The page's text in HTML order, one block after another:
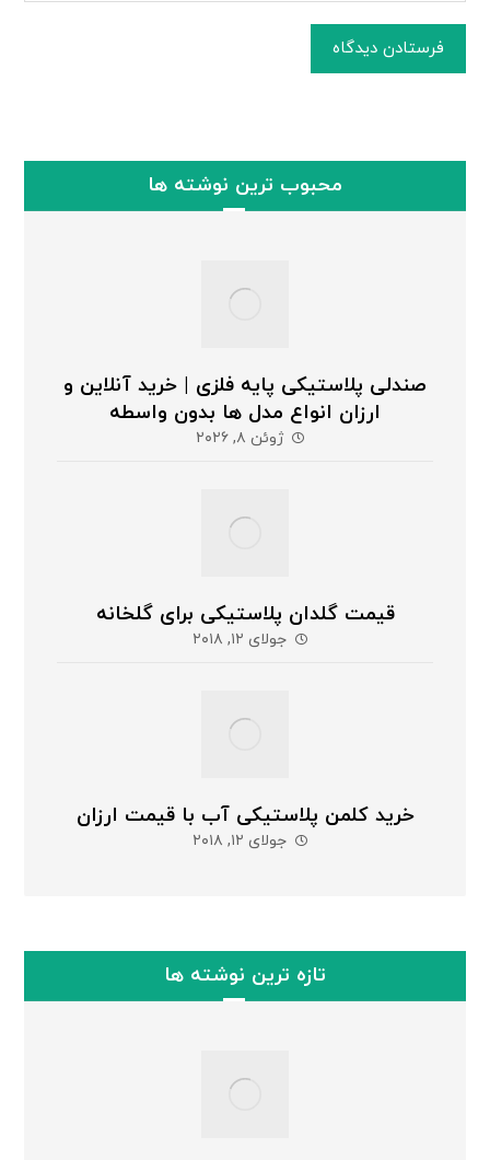
فرستادن دیدگاه
محبوب ترین نوشته ها
صندلی پلاستیکی پایه فلزی | خرید آنلاین و
ارزان انواع مدل ها بدون واسطه
ژوئن ۸, ۲۰۲۶
قیمت گلدان پلاستیکی برای گلخانه
جولای ۱۲, ۲۰۱۸
خرید کلمن پلاستیکی آب با قیمت ارزان
جولای ۱۲, ۲۰۱۸
تازه ترین نوشته ها